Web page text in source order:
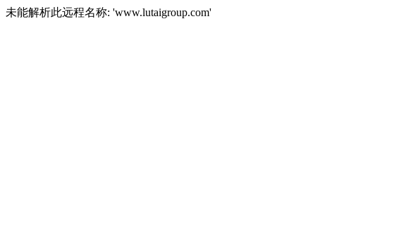
未能解析此远程名称: 'www.lutaigroup.com'